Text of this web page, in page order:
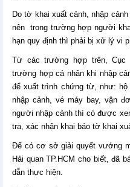
Do tờ khai xuất cảnh, nhập
nên trong trường hợp người
hạn quy định thì phải bị xử lý vi
Từ các trường hợp trên, Cục
trường hợp cá nhân khi nhập
để xuất trình chứng từ, như: hộ
nhập cảnh, vé máy bay, vận
người nhập cảnh thì có được
tra, xác nhận khai báo tờ khai
Để có cơ sở giải quyết vướng
Hải quan TP.HCM cho biết, đã
dẫn thực hiện.